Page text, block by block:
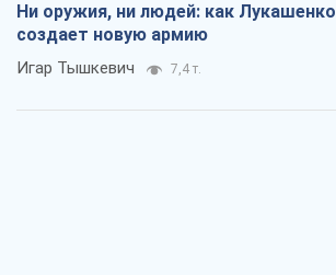
Ни оружия, ни людей: как Лукашенко
создает новую армию
Игар Тышкевич 7,4 т.